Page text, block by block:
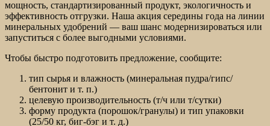
мощность, стандартизированный продукт, экологичность и
эффективность отгрузки. Наша акция середины года на линии
минеральных удобрений — ваш шанс модернизироваться или
запуститься с более выгодными условиями.
Чтобы быстро подготовить предложение, сообщите:
тип сырья и влажность (минеральная пудра/гипс/
бентонит и т. п.)
целевую производительность (т/ч или т/сутки)
форму продукта (порошок/гранулы) и тип упаковки
(25/50 кг, биг-бэг и т. д.)